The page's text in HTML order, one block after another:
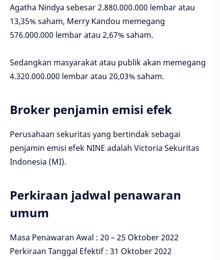
Agatha Nindya sebesar 2.880.000.000 lembar atau
13,35% saham, Merry Kandou memegang
576.000.000 lembar atau 2,67% saham.
Sedangkan masyarakat atau publik akan memegang
4.320.000.000 lembar atau 20,03% saham.
Broker penjamin emisi efek
Perusahaan sekuritas yang bertindak sebagai
penjamin emisi efek NINE adalah Victoria Sekuritas
Indonesia (MI).
Perkiraan jadwal penawaran
umum
Masa Penawaran Awal : 20 – 25 Oktober 2022
Perkiraan Tanggal Efektif : 31 Oktober 2022